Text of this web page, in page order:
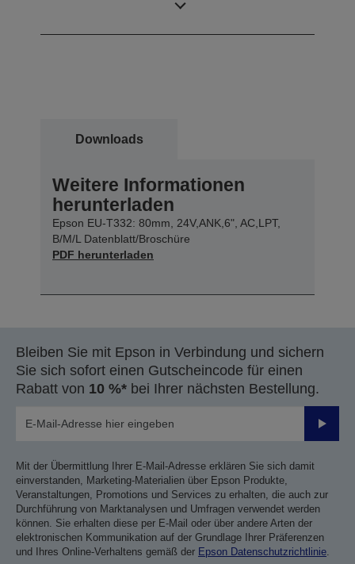
Downloads
Weitere Informationen
herunterladen
Epson EU-T332: 80mm, 24V,ANK,6", AC,LPT,
B/M/L Datenblatt/Broschüre
PDF herunterladen
Bleiben Sie mit Epson in Verbindung und sichern
Sie sich sofort einen Gutscheincode für einen
Rabatt von 10 %* bei Ihrer nächsten Bestellung.
Mit der Übermittlung Ihrer E-Mail-Adresse erklären Sie sich damit
einverstanden, Marketing-Materialien über Epson Produkte,
Veranstaltungen, Promotions und Services zu erhalten, die auch zur
Durchführung von Marktanalysen und Umfragen verwendet werden
können. Sie erhalten diese per E-Mail oder über andere Arten der
elektronischen Kommunikation auf der Grundlage Ihrer Präferenzen
und Ihres Online-Verhaltens gemäß der Epson Datenschutzrichtlinie